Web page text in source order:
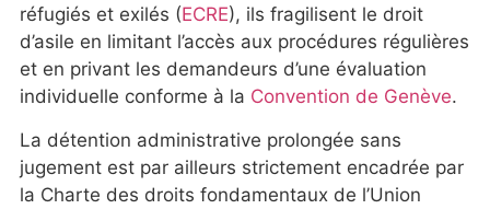
réfugiés et exilés (ECRE), ils fragilisent le droit
d’asile en limitant l’accès aux procédures régulières
et en privant les demandeurs d’une évaluation
individuelle conforme à la Convention de Genève.
La détention administrative prolongée sans
jugement est par ailleurs strictement encadrée par
la Charte des droits fondamentaux de l’Union